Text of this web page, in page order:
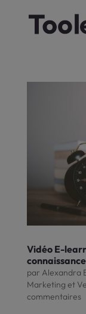
Vidéo E-
par Alexandra
Marketing et
commentaires